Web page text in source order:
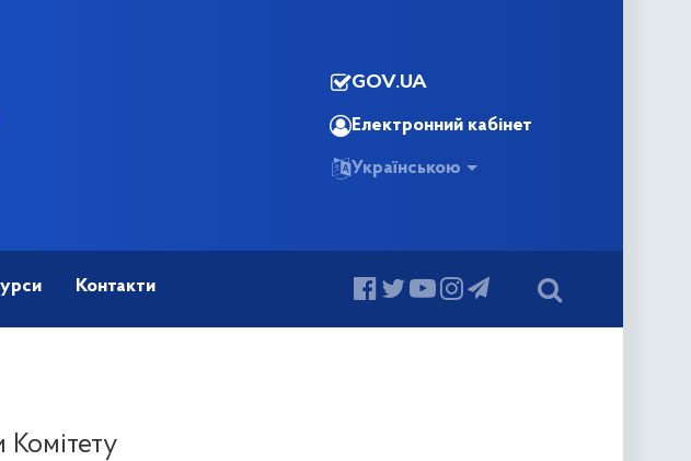
GOV.UA
Електронний кабінет
Українською
Контакти
Комітету